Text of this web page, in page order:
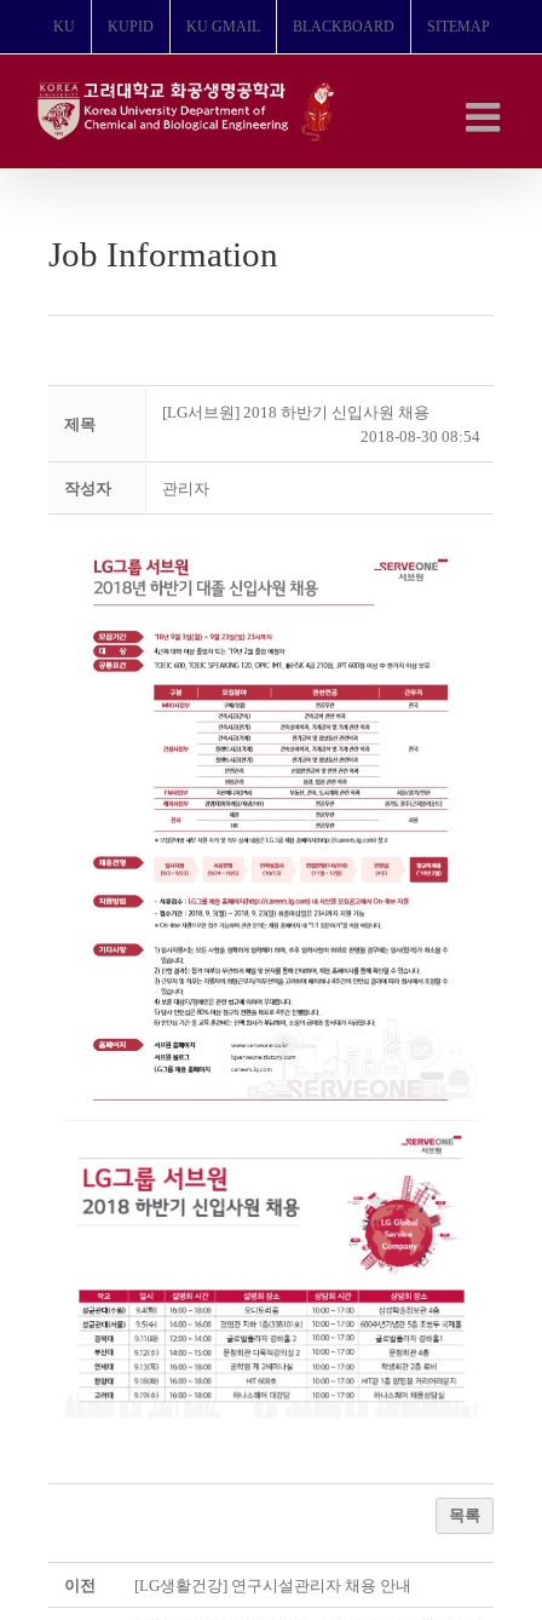
뛰
KU KUPID KU GMAIL BLACKBOARD SITEMAP
Job Information
제목
[LG서브원] 2018 하반기 신입사원 채용
2018-08-30 08:54
작성자 관리자
목록
이전 [LG생활건강] 연구시설관리자 채용 안내